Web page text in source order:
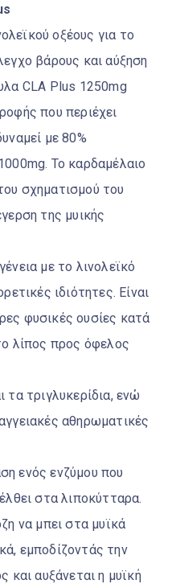
οξέους για το
βάρους και αύξηση
CLA Plus 1250mg
που περιέχει
με 80%
Το καρδαμέλαιο
σχηματισμού του
της μυικής
με το λινολεϊκό
ιδιότητες. Είναι
φυσικές ουσίες κατά
λίπος προς όφελος
τα τριγλυκερίδια, ενώ
αθηρωματικές
ενός ενζύμου που
στα λιποκύτταρα.
να μπει στα μυϊκά
εμποδίζοντάς την
και αυξάνεται η μυϊκή